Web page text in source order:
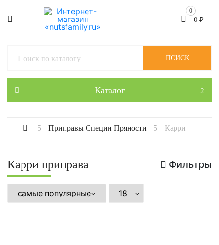
0
0 ₽
Каталог
ПОИСК
Приправы Специи Пряности Карри
Карри приправа Фильтры